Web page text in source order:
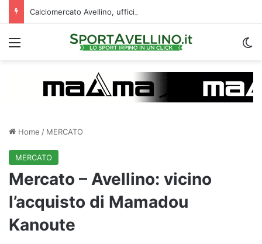
Menu
Home / MERCATO
MERCATO
Mercato – Avellino: vicino
l’acquisto di Mamadou
Kanoute